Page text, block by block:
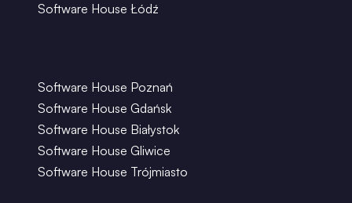
Software House Łódź
Software House Poznań
Software House Gdańsk
Software House Białystok
Software House Gliwice
Software House Trójmiasto